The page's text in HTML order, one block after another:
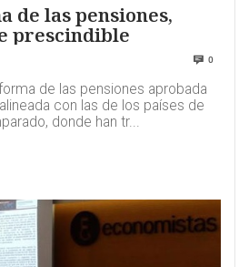
de las pensiones,
prescindible
0
de las pensiones aprobada
con las de los países de
donde han tr...